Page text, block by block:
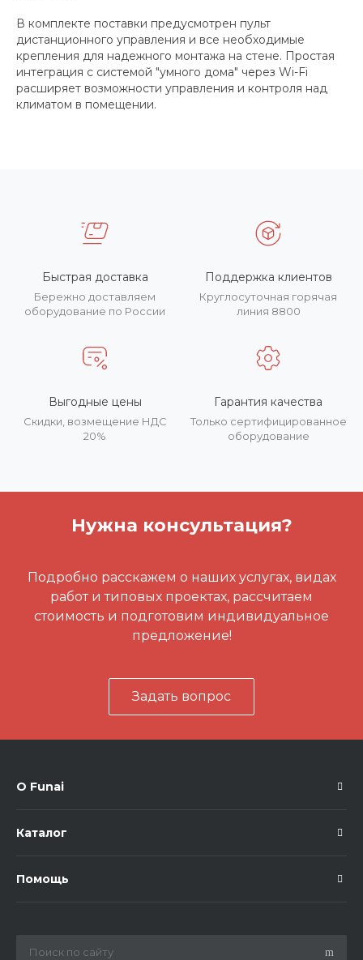
В комплекте поставки предусмотрен пульт
дистанционного управления и все необходимые
крепления для надежного монтажа на стене. Простая
интеграция с системой "умного дома" через Wi-Fi
расширяет возможности управления и контроля над
климатом в помещении.
Быстрая доставка
Бережно доставляем
оборудование по России
Поддержка клиентов
Круглосуточная горячая
линия 8800
Выгодные цены
Скидки, возмещение НДС
20%
Гарантия качества
Только сертифицированное
оборудование
Нужна консультация?
Подробно расскажем о наших услугах, видах
работ и типовых проектах, рассчитаем
стоимость и подготовим индивидуальное
предложение!
Задать вопрос
О Funai
Каталог
Помощь